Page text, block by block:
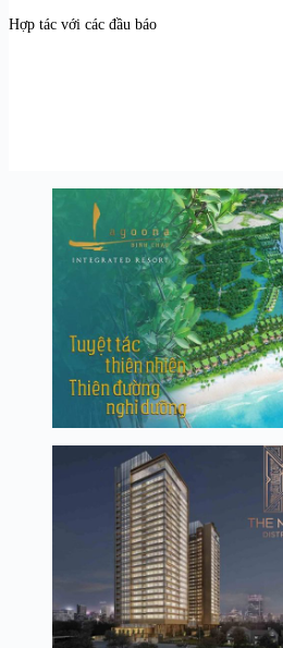
Hợp tác với các đầu báo